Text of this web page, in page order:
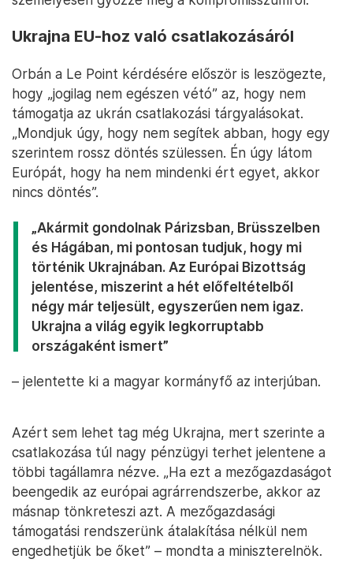
Ukrajna EU-hoz való csatlakozásáról
Orbán a Le Point kérdésére először is leszögezte,
hogy „jogilag nem egészen vétó” az, hogy nem
támogatja az ukrán csatlakozási tárgyalásokat.
„Mondjuk úgy, hogy nem segítek abban, hogy egy
szerintem rossz döntés szülessen. Én úgy látom
Európát, hogy ha nem mindenki ért egyet, akkor
nincs döntés”.
„Akármit gondolnak Párizsban, Brüsszelben
és Hágában, mi pontosan tudjuk, hogy mi
történik Ukrajnában. Az Európai Bizottság
jelentése, miszerint a hét előfeltételből
négy már teljesült, egyszerűen nem igaz.
Ukrajna a világ egyik legkorruptabb
országaként ismert”
– jelentette ki a magyar kormányfő az interjúban.
Azért sem lehet tag még Ukrajna, mert szerinte a
csatlakozása túl nagy pénzügyi terhet jelentene a
többi tagállamra nézve. „Ha ezt a mezőgazdaságot
beengedik az európai agrárrendszerbe, akkor az
másnap tönkreteszi azt. A mezőgazdasági
támogatási rendszerünk átalakítása nélkül nem
engedhetjük be őket” – mondta a miniszterelnök.